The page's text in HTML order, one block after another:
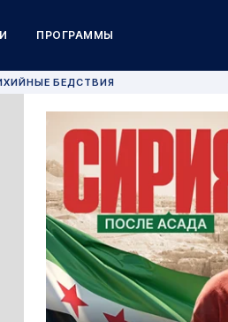
ПРОГРАММЫ
БЕДСТВИЯ